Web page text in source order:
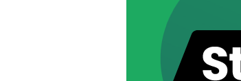
Bランク
一般的な
BCランク
とても使
Cランク
色濃く使